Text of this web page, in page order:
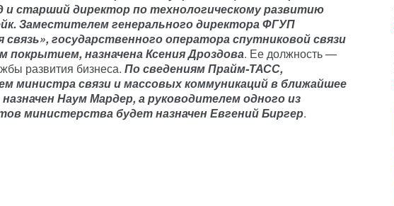
старший директор по технологическому развитию
Заместителем генерального директора ФГУП
связь», государственного оператора спутниковой связи
покрытием, назначена Ксения Дроздова. Ее должность —
развития бизнеса. По сведениям Прайм-ТАСС,
министра связи и массовых коммуникаций в ближайшее
Наум Мардер, а руководителем одного из
министерства будет назначен Евгений Биргер.